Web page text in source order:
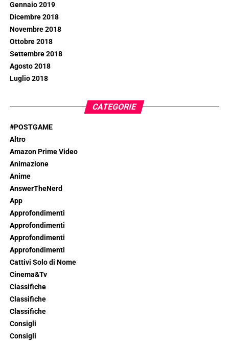
Gennaio 2019
Dicembre 2018
Novembre 2018
Ottobre 2018
Settembre 2018
Agosto 2018
Luglio 2018
CATEGORIE
#POSTGAME
Altro
Amazon Prime Video
Animazione
Anime
AnswerTheNerd
App
Approfondimenti
Approfondimenti
Approfondimenti
Approfondimenti
Cattivi Solo di Nome
Cinema&Tv
Classifiche
Classifiche
Classifiche
Consigli
Consigli